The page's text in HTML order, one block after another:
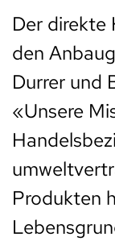
Der direkte
den
Durrer und
«Unsere
Produkten